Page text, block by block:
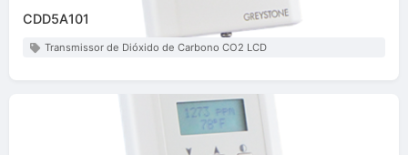
CDD5A101
Transmissor de Dióxido de Carbono CO2 LCD